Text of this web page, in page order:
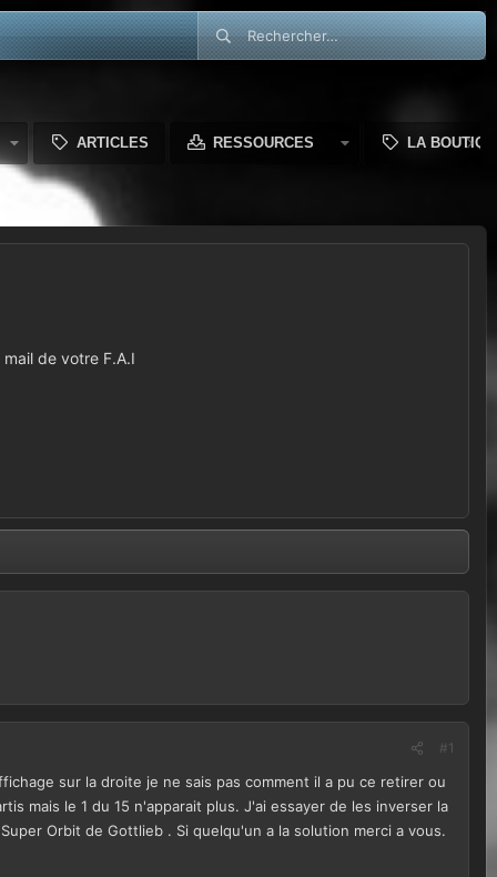
ARTICLES RESSOURCES LA
de votre F.A.I
#1
sur la droite je ne sais pas comment il a pu ce retirer ou
mais le 1 du 15 n'apparait plus. J'ai essayer de les inverser la
Orbit de Gottlieb . Si quelqu'un a la solution merci a vous.